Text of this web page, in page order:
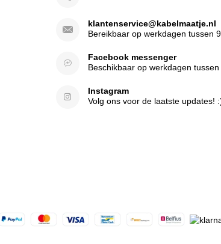
klantenservice@kabelmaatje.nl
Bereikbaar op werkdagen tussen
Facebook messenger
Beschikbaar op werkdagen
Instagram
Volg ons voor de laatste updates!